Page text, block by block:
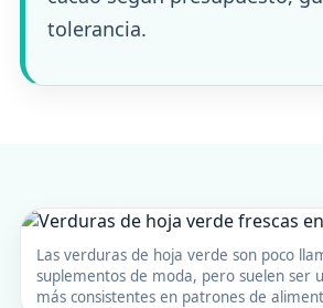
tolerancia.
Las verduras de hoja verde son poco
suplementos de moda, pero suelen ser
más consistentes en patrones de